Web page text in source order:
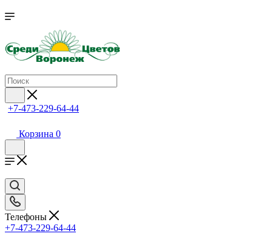
+7-473-229-64-44
Корзина 0
Телефоны
+7-473-229-64-44